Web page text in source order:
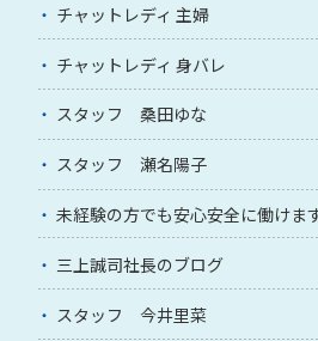
チャットレディ 主婦
チャットレディ 身バレ
スタッフ 桑田ゆな
スタッフ 瀬名陽子
未経験の方でも安心安全に働けま
三上誠司社長のブログ
スタッフ 今井里菜